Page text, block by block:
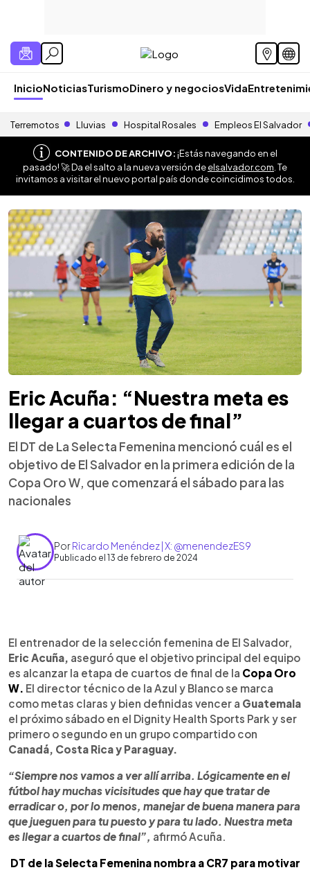
InicioNoticiasTurismoDinero y negociosVida
Terremotos Lluvias Hospital Rosales Empleos El Salvador
CONTENIDO DE ARCHIVO:¡Estás navegando en el
pasado! 🚀 Da el salto a la nueva versión deelsalvador.com . Te
invitamos a visitar el nuevo portal país donde coincidimos todos.
Eric Acuña: “Nuestra meta es
llegar a cuartos de final”
El DT de La Selecta Femenina mencionó cuál es el
objetivo de El Salvador en la primera edición de la
Copa Oro W, que comenzará el sábado para las
nacionales
PorRicardo Menéndez | X: @menendezES9
Publicado el 13 de febrero de 2024
Escuchar artículo
El entrenador de la selección femenina de El Salvador,
Eric Acuña, aseguró que el objetivo principal del equipo
es alcanzar la etapa de cuartos de final de la Copa Oro
W. El director técnico de la Azul y Blanco se marca
como metas claras y bien definidas vencer a Guatemala
el próximo sábado en el Dignity Health Sports Park y ser
primero o segundo en un grupo compartido con
Canadá, Costa Rica y Paraguay.
“Siempre nos vamos a ver allí arriba. Lógicamente en el
fútbol hay muchas vicisitudes que hay que tratar de
erradicar o, por lo menos, manejar de buena manera para
que jueguen para tu puesto y para tu lado. Nuestra meta
es llegar a cuartos de final”, afirmó Acuña.
DT de la Selecta Femenina nombra a CR7 para motivar